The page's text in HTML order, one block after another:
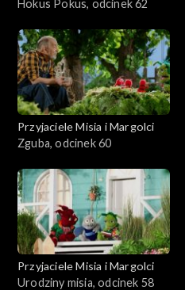
Hokus Pokus, odcinek 62
Przyjaciele Misia i Margolci
Zguba, odcinek 60
Przyjaciele Misia i Margolci
Urodziny misia, odcinek 58